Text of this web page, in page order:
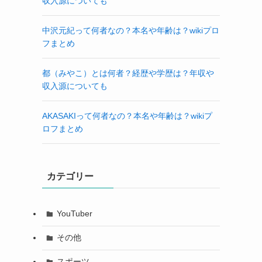
中沢元紀って何者なの？本名や年齢は？wikiプロ
フまとめ
都（みやこ）とは何者？経歴や学歴は？年収や
収入源についても
AKASAKIって何者なの？本名や年齢は？wikiプ
ロフまとめ
カテゴリー
YouTuber
その他